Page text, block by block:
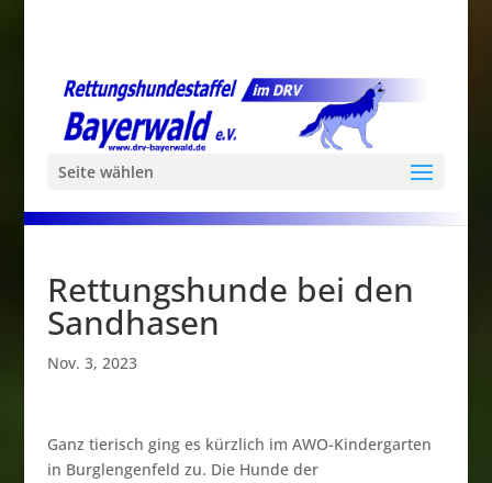
Seite wählen
Rettungshunde bei den
Sandhasen
Nov. 3, 2023
Ganz tierisch ging es kürzlich im AWO-Kindergarten
in Burglengenfeld zu. Die Hunde der